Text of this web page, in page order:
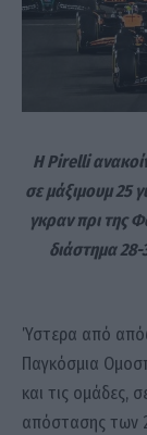
Η Pirelli
σε μάξιμουμ 25
γκραν πρι της
διάστημα
Ύστερα από
Παγκόσμια
και τις ομάδες,
απόστασης των